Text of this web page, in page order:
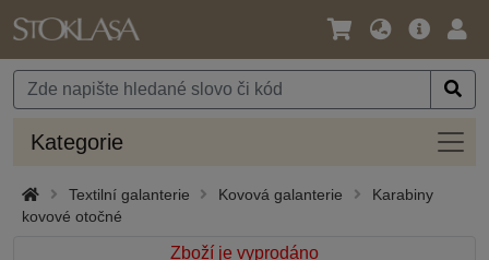
Jazyk
Měna
Hlavní
Kategorie
Textilní galanterie Kovová galanterie
Karabiny
kovové otočné
Zboží je vyprodáno